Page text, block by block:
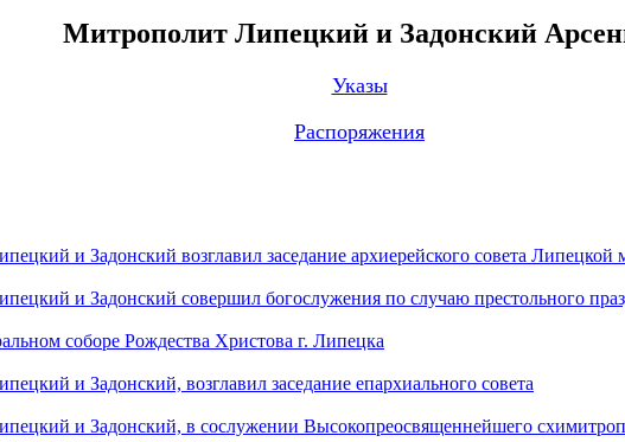
Митрополит Липецкий и Задонский
Указы
Распоряжения
и Задонский возглавил заседание архиерейского совета Липецкой
и Задонский совершил богослужения по случаю престольного
соборе Рождества Христова г. Липецка
и Задонский, возглавил заседание епархиального совета
и Задонский, в сослужении Высокопреосвященнейшего